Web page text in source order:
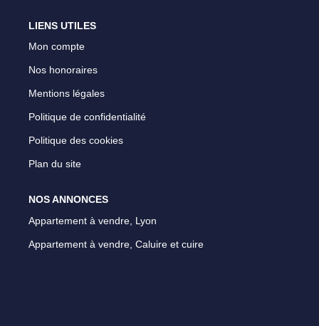
LIENS UTILES
Mon compte
Nos honoraires
Mentions légales
Politique de confidentialité
Politique des cookies
Plan du site
NOS ANNONCES
Appartement à vendre, Lyon
Appartement à vendre, Caluire et cuire